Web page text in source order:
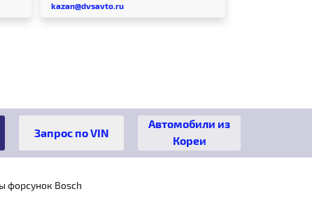
kazan@dvsavto.ru
Автомобили из
Кореи
форсунок Bosch